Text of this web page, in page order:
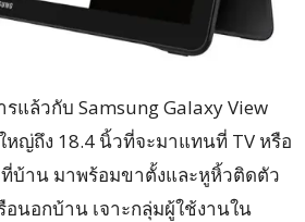
รแล้วกับ Samsung Galaxy View
หญ่ถึง 18.4 นิ้วที่จะมาแทนที่ TV หรือ
ที่บ้าน มาพร้อมขาตั้งและหูหิ้วติดตัว
นอกบ้าน เจาะกลุ่มผู้ใช้งานใน